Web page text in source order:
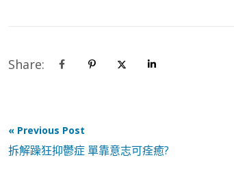
Share:
« Previous Post
拆解躁狂抑鬱症 單靠意志可痊癒?